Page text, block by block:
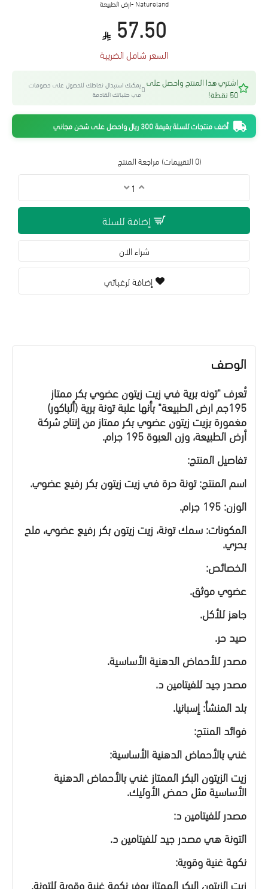
(0 التقييمات) مراجعة المنتج
57.50
السعر شامل الضريبة
Natureland -ارض الطبيعة
اشتري هذا المنتج واحصل على
50 نقطة!
يمكنك استبدال نقاطك للحصول على خصومات
في طلباتك القادمة
أضف منتجات للسلة بقيمة 300 ريال واحصل على شحن مجاني
إضافة للسلة
شراء الان
إضافة لرغباتي
الوصف
تُعرف "تونه برية في زيت زيتون عضوي بكر ممتاز
195جم ارض الطبيعة"
بأنها علبة تونة برية (ألباكور)
مغمورة بزيت زيتون عضوي بكر ممتاز من إنتاج شركة
أرض الطبيعة، وزن العبوة 195 جرام.
تفاصيل المنتج:
اسم المنتج: تونة حرة في زيت زيتون بكر رفيع عضوي.
الوزن: 195 جرام.
المكونات: سمك تونة، زيت زيتون بكر رفيع عضوي، ملح
بحري.
الخصائص:
عضوي موثق.
جاهز للأكل.
صيد حر.
مصدر للأحماض الدهنية الأساسية.
مصدر جيد للفيتامين د.
بلد المنشأ: إسبانيا.
فوائد المنتج:
غني بالأحماض الدهنية الأساسية:
زيت الزيتون البكر الممتاز غني بالأحماض الدهنية
الأساسية مثل حمض الأوليك.
مصدر للفيتامين د:
التونة هي مصدر جيد للفيتامين د.
نكهة غنية وقوية:
زيت الزيتون البكر الممتاز يوفر نكهة غنية وقوية للتونة.